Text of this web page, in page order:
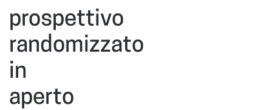
prospettivo
randomizzato
in
aperto